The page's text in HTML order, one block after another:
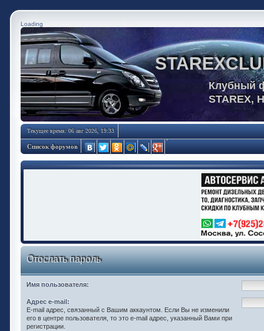
Loading
Клубный
STAREX,
Текущее время: 06 авг 2026, 19:33
Список форумов
Отослать пароль
Имя пользователя:
Адрес e-mail:
E-mail адрес, связанный с Вашим аккаунтом. Если Вы не изменили
его в центре пользователя, то это e-mail адрес, указанный Вами при
регистрации.